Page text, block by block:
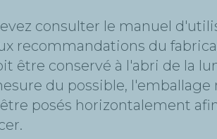
consulter le manuel
recommandations du
être conservé à l'abri de la
du possible, l'emballage
posés horizontalement